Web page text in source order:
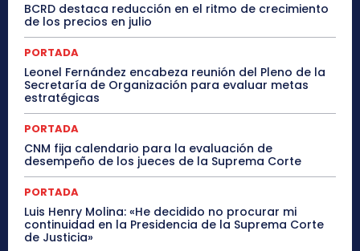
BCRD destaca reducción en el ritmo de crecimiento
de los precios en julio
PORTADA
Leonel Fernández encabeza reunión del Pleno de la
Secretaría de Organización para evaluar metas
estratégicas
PORTADA
CNM fija calendario para la evaluación de
desempeño de los jueces de la Suprema Corte
PORTADA
Luis Henry Molina: «He decidido no procurar mi
continuidad en la Presidencia de la Suprema Corte
de Justicia»